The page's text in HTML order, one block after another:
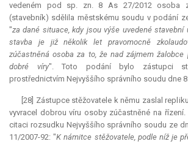
vedeném pod sp. zn. 8 As 27/2012 osoba
(stavebník) sdělila městskému soudu v podání
"za dané situace, kdy jsou výše uvedené stavební
stavba je již několik let pravomocně
zúčastněná osoba za to, že nad zájmem žalobce
dobré víry". Toto podání bylo zástupci
prostřednictvím Nejvyššího správního soudu dne
[28] Zástupce stěžovatele k němu zaslal
vyvracel dobrou víru osoby zúčastněné na
citaci rozsudku Nejvyššího správního soudu ze
11/2007-92: "K námitce stěžovatele, podle níž je